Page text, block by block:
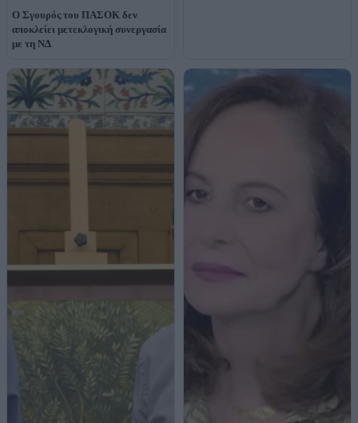
Ο Σγουρός του ΠΑΣΟΚ δεν
αποκλείει μετεκλογική συνεργασία
με τη ΝΔ